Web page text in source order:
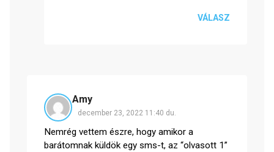
VÁLASZ
Amy
december 23, 2022 11:40 du.
Nemrég vettem észre, hogy amikor a
barátomnak küldök egy sms-t, az “olvasott 1”